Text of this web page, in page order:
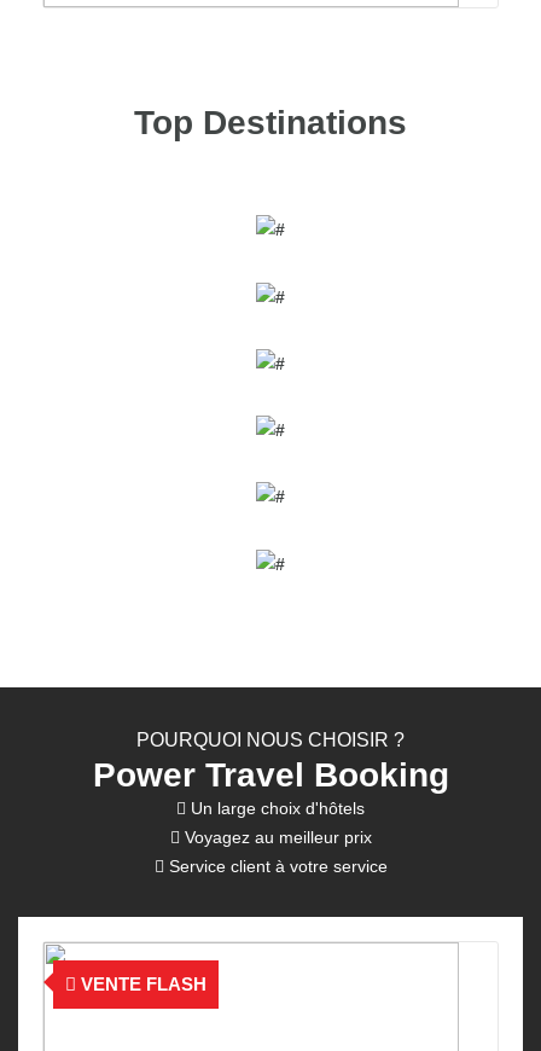
Top Destinations
POURQUOI NOUS CHOISIR ?
Power Travel Booking
Un large choix d'hôtels
Voyagez au meilleur prix
Service client à votre service
VENTE FLASH